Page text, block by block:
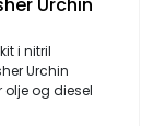
i nitril
Urchin
olje og diesel